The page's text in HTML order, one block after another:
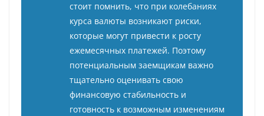
стоит помнить, что при колебаниях
курса валюты возникают риски,
которые могут привести к росту
ежемесячных платежей. Поэтому
потенциальным заемщикам важно
тщательно оценивать свою
финансовую стабильность и
готовность к возможным изменениям